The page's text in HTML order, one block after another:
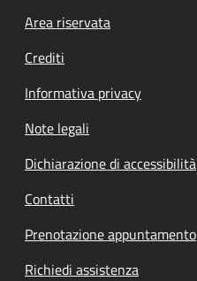
Footer menu
Area riservata
Crediti
Informativa privacy
Note legali
Dichiarazione di accessibilità
Contatti
Prenotazione appuntamento
Richiedi assistenza